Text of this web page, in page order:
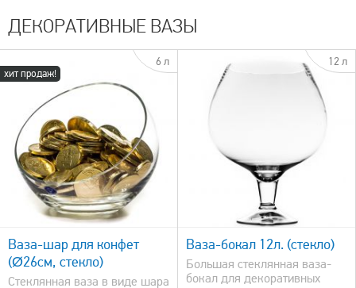
ДЕКОРАТИВНЫЕ ВАЗЫ
хит продаж!
6 л
Ваза-шар для конфет
(Ø26см, стекло)
Стеклянная ваза в виде шара
12 л
быстрый просмотр
Ваза-бокал 12л. (стекло)
Большая стеклянная ваза-
бокал для декоративных